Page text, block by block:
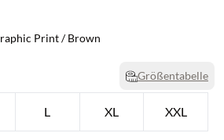
Print / Brown
Größentabelle
L XL XXL